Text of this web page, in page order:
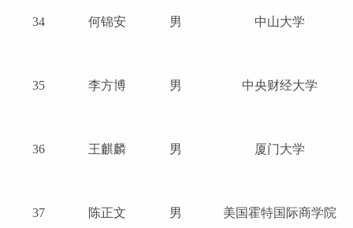
34 何锦安 男 中山大学
35 李方博 男 中央财经大学
36 王麒麟 男 厦门大学
37 陈正文 男 美国霍特国际商学院